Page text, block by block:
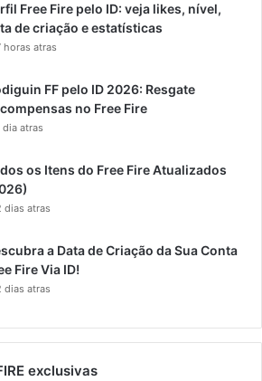
Free Fire pelo ID: veja likes, nível,
de criação e estatísticas
horas atras
FF pelo ID 2026: Resgate
no Free Fire
dia atras
os Itens do Free Fire Atualizados
dias atras
a Data de Criação da Sua Conta
Fire Via ID!
dias atras
exclusivas